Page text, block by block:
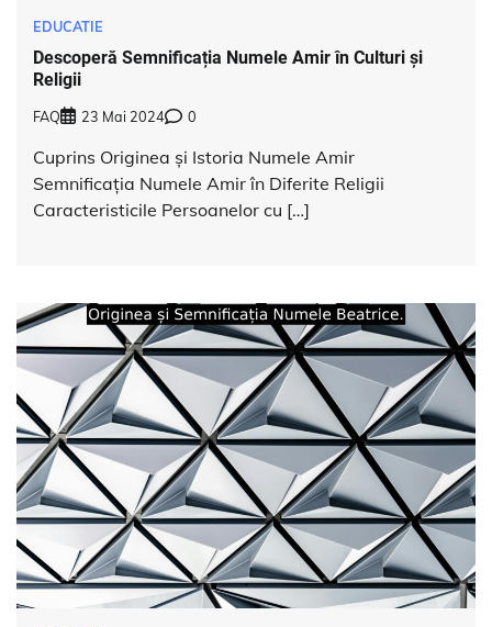
EDUCATIE
Descoperă Semnificația Numele Amir în Culturi și
Religii
FAQ 23 Mai 2024 0
Cuprins Originea și Istoria Numele Amir
Semnificația Numele Amir în Diferite Religii
Caracteristicile Persoanelor cu […]